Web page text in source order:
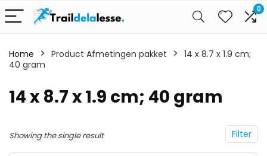
0
Home Product Afmetingen pakket
14 x 8.7 x 1.9 cm;
40 gram
14 x 8.7 x 1.9 cm; 40 gram
Filter
Showing the single result